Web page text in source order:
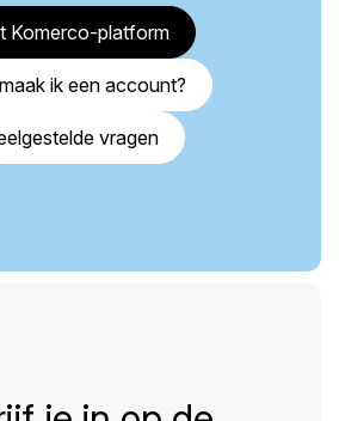
Komerco-platform
ik een account?
vragen